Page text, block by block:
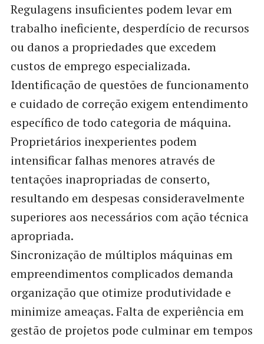
Regulagens insuficientes podem levar em
trabalho ineficiente, desperdício de recursos
ou danos a propriedades que excedem
custos de emprego especializada.
Identificação de questões de funcionamento
e cuidado de correção exigem entendimento
específico de todo categoria de máquina.
Proprietários inexperientes podem
intensificar falhas menores através de
tentações inapropriadas de conserto,
resultando em despesas consideravelmente
superiores aos necessários com ação técnica
apropriada.
Sincronização de múltiplos máquinas em
empreendimentos complicados demanda
organização que otimize produtividade e
minimize ameaças. Falta de experiência em
gestão de projetos pode culminar em tempos